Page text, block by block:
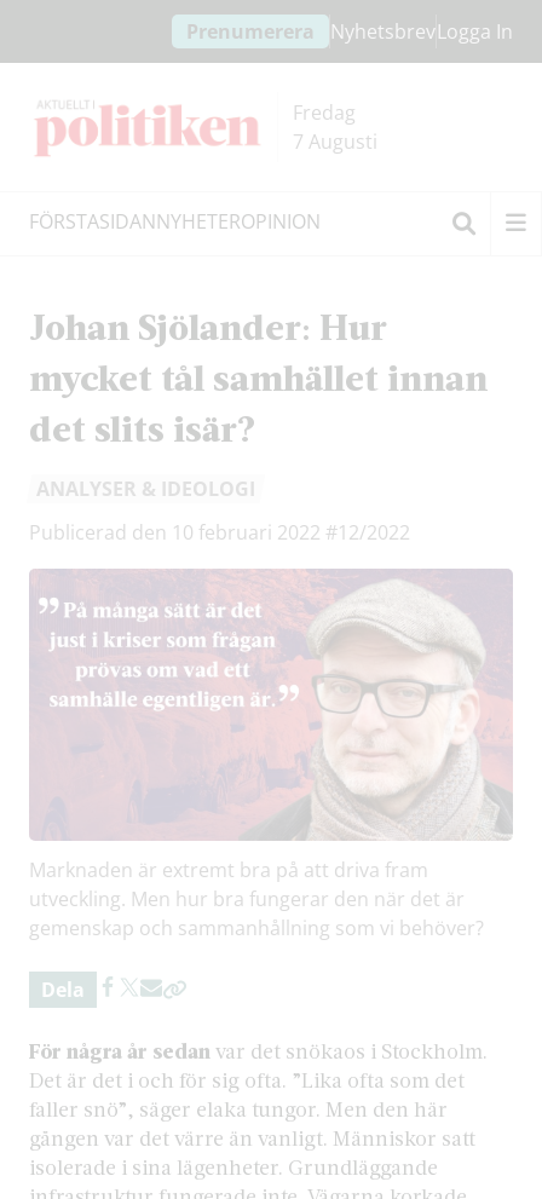
innehållet
headern
Prenumerera NyhetsbrevLogga In
Fredag
7 Augusti
FÖRSTASIDANNYHETEROPINION
Johan Sjölander: Hur
mycket tål samhället innan
det slits isär?
ANALYSER & IDEOLOGI
Publicerad den 10 februari 2022 #12/2022
Marknaden är extremt bra på att driva fram
utveckling. Men hur bra fungerar den när det är
gemenskap och sammanhållning som vi behöver?
Dela
För några år sedan var det snökaos i Stockholm.
Det är det i och för sig ofta. ”Lika ofta som det
faller snö”, säger elaka tungor. Men den här
gången var det värre än vanligt. Människor satt
isolerade i sina lägenheter. Grundläggande